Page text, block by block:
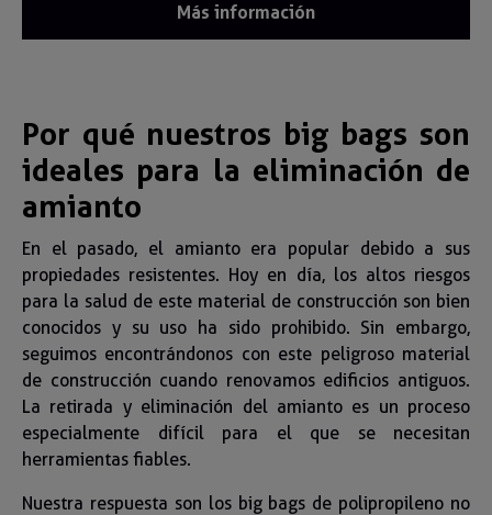
Más información
Por qué nuestros big bags son
ideales para la eliminación de
amianto
En el pasado, el amianto era popular debido a sus
propiedades resistentes. Hoy en día, los altos riesgos
para la salud de este material de construcción son bien
conocidos y su uso ha sido prohibido. Sin embargo,
seguimos encontrándonos con este peligroso material
de construcción cuando renovamos edificios antiguos.
La retirada y eliminación del amianto es un proceso
especialmente difícil para el que se necesitan
herramientas fiables.
Nuestra respuesta son los big bags de polipropileno no